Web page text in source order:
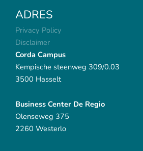
b
o
o
k
e
d
i
n a
m
ADRES
Privacy Policy
Disclaimer
Corda Campus
Kempische steenweg 309/0.03
3500 Hasselt
Business Center De Regio
Olenseweg 375
2260 Westerlo